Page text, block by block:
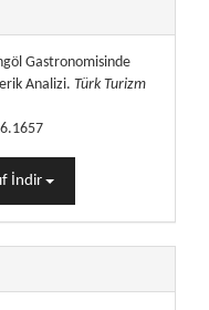
Gastronomisinde
Analizi. Türk Turizm
İndir